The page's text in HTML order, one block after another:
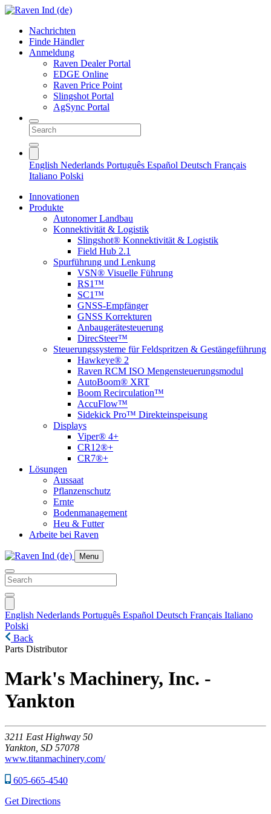
Nachrichten
Finde Händler
Anmeldung
Raven Dealer Portal
EDGE Online
Raven Price Point
Slingshot Portal
AgSync Portal
English Nederlands Português Español Deutsch Français
Italiano Polski
Innovationen
Produkte
Autonomer Landbau
Konnektivität & Logistik
Slingshot® Konnektivität & Logistik
Field Hub 2.1
Spurführung und Lenkung
VSN® Visuelle Führung
RS1™
SC1™
GNSS-Empfänger
GNSS Korrekturen
Anbaugerätesteuerung
DirecSteer™
Steuerungssysteme für Feldspritzen & Gestängeführung
Hawkeye® 2
Raven RCM ISO Mengensteuerungsmodul
AutoBoom® XRT
Boom Recirculation™
AccuFlow™
Sidekick Pro™ Direkteinspeisung
Displays
Viper® 4+
CR12®+
CR7®+
Lösungen
Aussaat
Pflanzenschutz
Ernte
Bodenmanagement
Heu & Futter
Arbeite bei Raven
Menu
English Nederlands Português Español Deutsch Français Italiano
Polski
Back
Parts Distributor
Mark's Machinery, Inc. -
Yankton
3211 East Highway 50
Yankton, SD 57078
www.titanmachinery.com/
605-665-4540
Get Directions